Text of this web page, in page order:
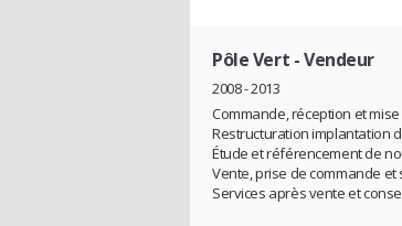
Pôle Vert - Vendeur
2008 - 2013
Commande, réception et
Restructuration implantation
Étude et référencement de
Vente, prise de commande
Services après vente et